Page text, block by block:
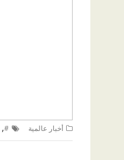
أخبار عالمية #
,